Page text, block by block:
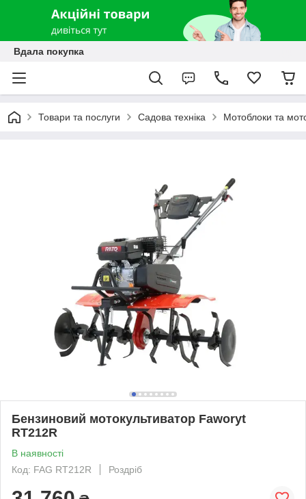
Вдала покупка
Товари та послуги Садова техніка Мотоблоки та
Бензиновий мотокультиватор Faworyt
RT212R
В наявності
Код: FAG RT212R
Роздріб